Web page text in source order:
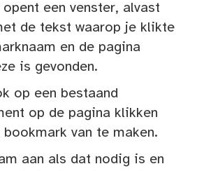
opent een venster, alvast
de tekst waarop je klikte
en de pagina
is gevonden.
op een bestaand
op de pagina klikken
bookmark van te maken.
aan als dat nodig is en